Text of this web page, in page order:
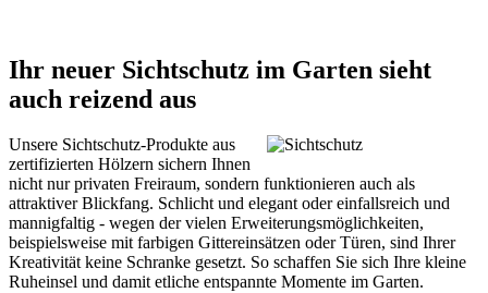
Ihr neuer Sichtschutz im Garten sieht
auch reizend aus
Unsere Sichtschutz-Produkte aus
zertifizierten Hölzern sichern Ihnen
nicht nur privaten Freiraum, sondern funktionieren auch als
attraktiver Blickfang. Schlicht und elegant oder einfallsreich und
mannigfaltig - wegen der vielen Erweiterungsmöglichkeiten,
beispielsweise mit farbigen Gittereinsätzen oder Türen, sind Ihrer
Kreativität keine Schranke gesetzt. So schaffen Sie sich Ihre kleine
Ruheinsel und damit etliche entspannte Momente im Garten.